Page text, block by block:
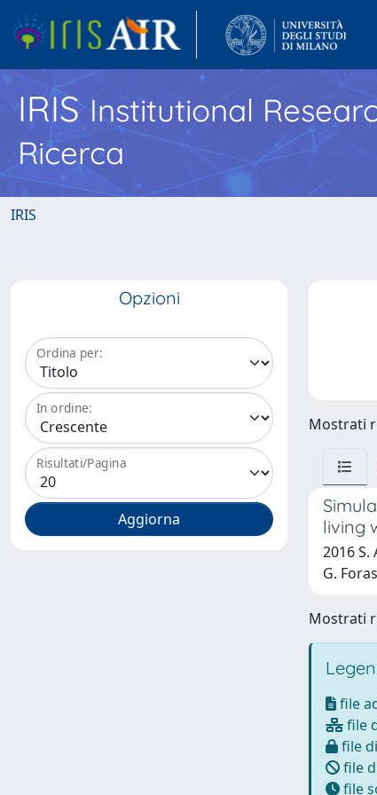
IRISInstitutional
Ricerca
IRIS
Opzioni
Ordina per:
In ordine:
Risultati/Pagina
Mostrati
living
2016 S.
G.
Mostrati
file
file
file
file
file